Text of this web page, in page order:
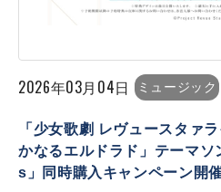
2026年03月04日 ミュージック
「少女歌劇 レヴュースタァ
かなるエルドラド」テーマ
s」同時購入キャンペーン開